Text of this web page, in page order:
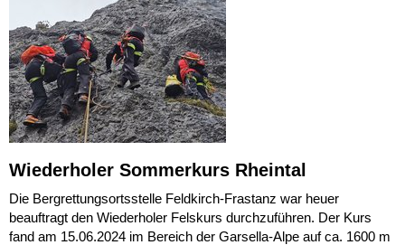
Wiederholer Sommerkurs Rheintal
Die Bergrettungsortsstelle Feldkirch-Frastanz war heuer
beauftragt den Wiederholer Felskurs durchzuführen. Der Kurs
fand am 15.06.2024 im Bereich der Garsella-Alpe auf ca. 1600 m